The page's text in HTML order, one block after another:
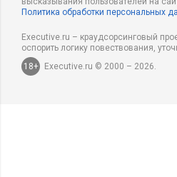
Политика обработки персональных
Executive.ru – краудсорсинговый
оспорить логику повествования,
18+
Executive.ru © 2000 – 2026.